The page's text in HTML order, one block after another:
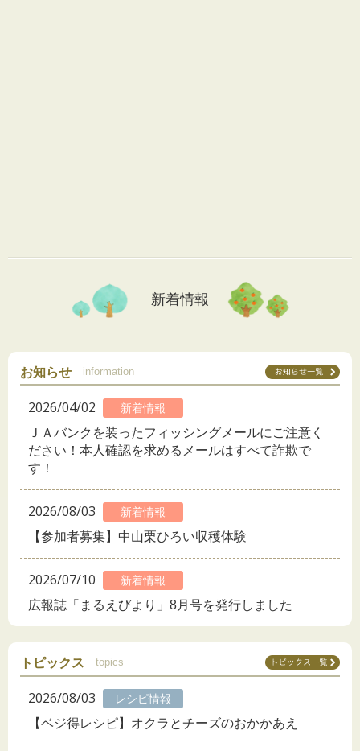
新着情報
お知らせ information
2026/04/02 新着情報
ＪＡバンクを装ったフィッシングメールにご注意く
ださい！本人確認を求めるメールはすべて詐欺で
す！
2026/08/03 新着情報
【参加者募集】中山栗ひろい収穫体験
2026/07/10 新着情報
広報誌「まるえびより」8月号を発行しました
トピックス topics
2026/08/03 レシピ情報
【ベジ得レシピ】オクラとチーズのおかかあえ